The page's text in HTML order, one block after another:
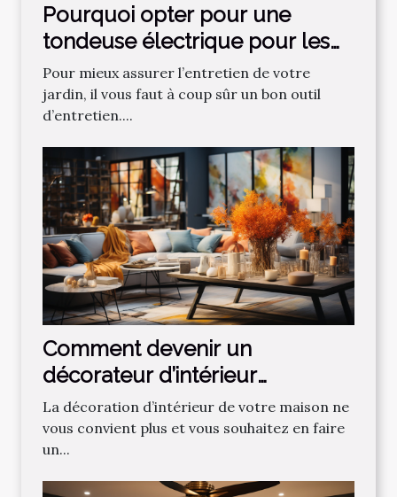
Pourquoi opter pour une
tondeuse électrique pour les
gazons ?
Pour mieux assurer l’entretien de votre
jardin, il vous faut à coup sûr un bon outil
d’entretien....
Comment devenir un
décorateur d’intérieur
professionnel ?
La décoration d’intérieur de votre maison ne
vous convient plus et vous souhaitez en faire
un...